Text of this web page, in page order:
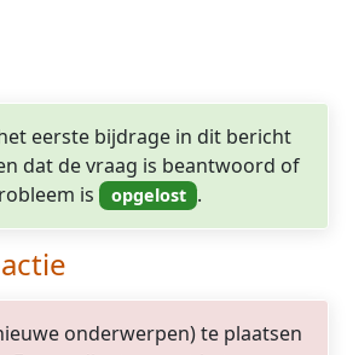
eerste bijdrage in dit bericht
dat de vraag is beantwoord of
is
.
onderwerpen) te plaatsen